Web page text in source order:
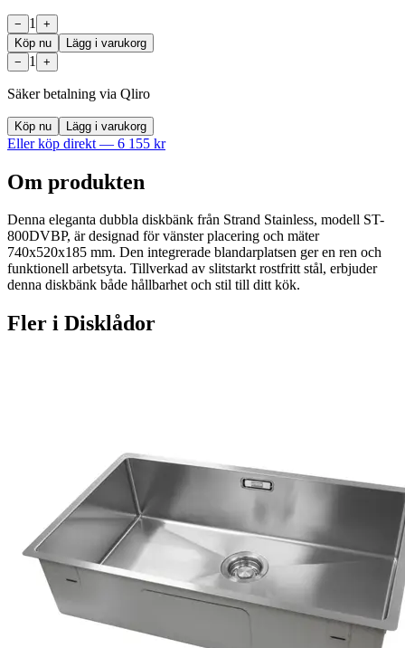
− 1
+
Köp nu
Lägg i varukorg
−
1 +
Säker betalning via Qliro
Köp nu Lägg i varukorg
Eller köp direkt — 6 155 kr
Om produkten
Denna eleganta dubbla diskbänk från Strand Stainless, modell ST-
800DVBP, är designad för vänster placering och mäter
740x520x185 mm. Den integrerade blandarplatsen ger en ren och
funktionell arbetsyta. Tillverkad av slitstarkt rostfritt stål, erbjuder
denna diskbänk både hållbarhet och stil till ditt kök.
Fler i Disklådor